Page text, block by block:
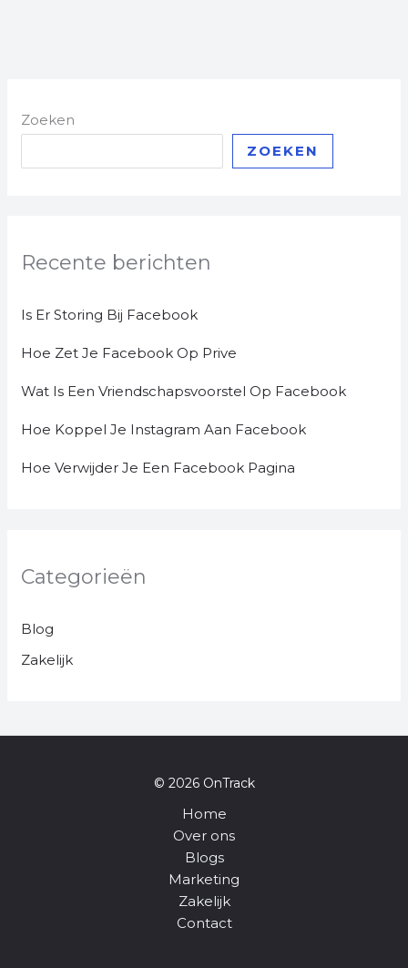
Zoeken
ZOEKEN
Recente berichten
Is Er Storing Bij Facebook
Hoe Zet Je Facebook Op Prive
Wat Is Een Vriendschapsvoorstel Op Facebook
Hoe Koppel Je Instagram Aan Facebook
Hoe Verwijder Je Een Facebook Pagina
Categorieën
Blog
Zakelijk
© 2026 OnTrack
Home
Over ons
Blogs
Marketing
Zakelijk
Contact